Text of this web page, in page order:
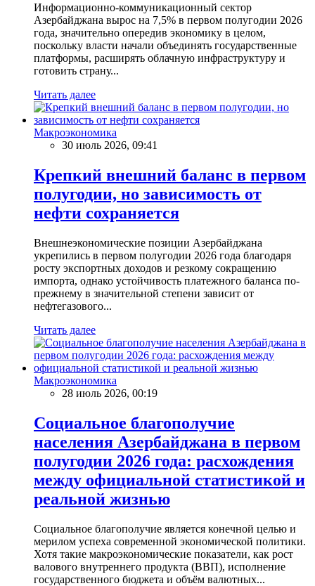
Информационно-коммуникационный сектор
Азербайджана вырос на 7,5% в первом полугодии 2026
года, значительно опередив экономику в целом,
поскольку власти начали объединять государственные
платформы, расширять облачную инфраструктуру и
готовить страну...
Читать далее
Макроэкономика
30 июль 2026, 09:41
Крепкий внешний баланс в первом
полугодии, но зависимость от
нефти сохраняется
Внешнеэкономические позиции Азербайджана
укрепились в первом полугодии 2026 года благодаря
росту экспортных доходов и резкому сокращению
импорта, однако устойчивость платежного баланса по-
прежнему в значительной степени зависит от
нефтегазового...
Читать далее
Макроэкономика
28 июль 2026, 00:19
Социальное благополучие
населения Азербайджана в первом
полугодии 2026 года: расхождения
между официальной статистикой и
реальной жизнью
Социальное благополучие является конечной целью и
мерилом успеха современной экономической политики.
Хотя такие макроэкономические показатели, как рост
валового внутреннего продукта (ВВП), исполнение
государственного бюджета и объём валютных...